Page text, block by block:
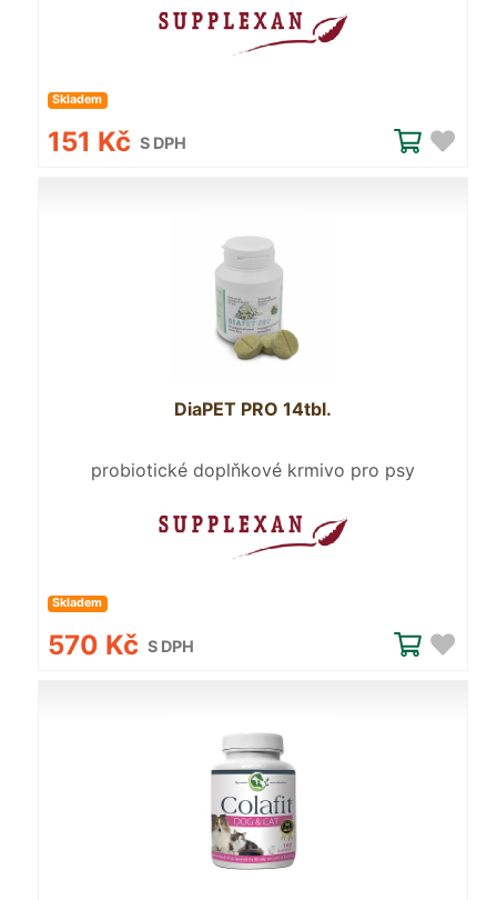
Skladem
151 Kč S DPH
DiaPET PRO 14tbl.
probiotické doplňkové krmivo pro psy
Skladem
570 Kč S DPH